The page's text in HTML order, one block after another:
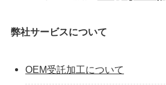
弊社サービスについて
OEM受託加工について